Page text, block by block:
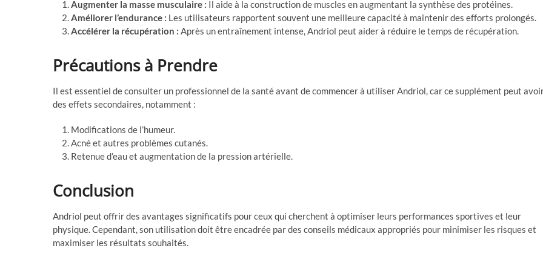
Augmenter la masse musculaire : Il aide à la construction de muscles en augmentant la synthèse des protéines.
Améliorer l’endurance : Les utilisateurs rapportent souvent une meilleure capacité à maintenir des efforts prolongés.
Accélérer la récupération : Après un entraînement intense, Andriol peut aider à réduire le temps de récupération.
Précautions à Prendre
Il est essentiel de consulter un professionnel de la santé avant de commencer à utiliser Andriol, car ce supplément peut
des effets secondaires, notamment :
Modifications de l’humeur.
Acné et autres problèmes cutanés.
Retenue d’eau et augmentation de la pression artérielle.
Conclusion
Andriol peut offrir des avantages significatifs pour ceux qui cherchent à optimiser leurs performances sportives et leur
physique. Cependant, son utilisation doit être encadrée par des conseils médicaux appropriés pour minimiser les risques et
maximiser les résultats souhaités.